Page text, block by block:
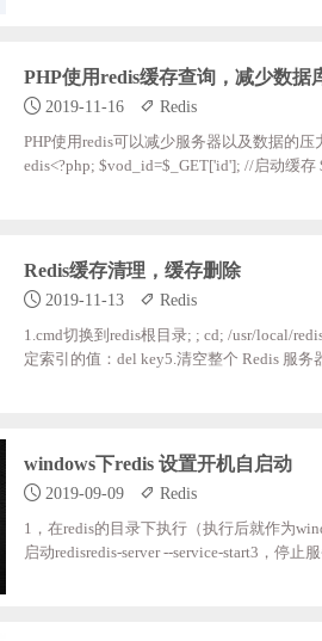
PHP使用redis缓存查询，减少数据
2019-11-16 Redis
PHP使用redis可以减少服务器以及数据的
edis<?php; $vod_id=$_GET['id']; //启动缓存
Redis缓存清理，缓存删除
2019-11-13 Redis
1.cmd切换到redis根目录; ; cd; /usr/local/
定索引的值：del key5.清空整个 Redis 服
windows下redis 设置开机自启动
2019-09-09 Redis
1，在redis的目录下执行（执行后就作为
启动redisredis-server --service-start3，停止